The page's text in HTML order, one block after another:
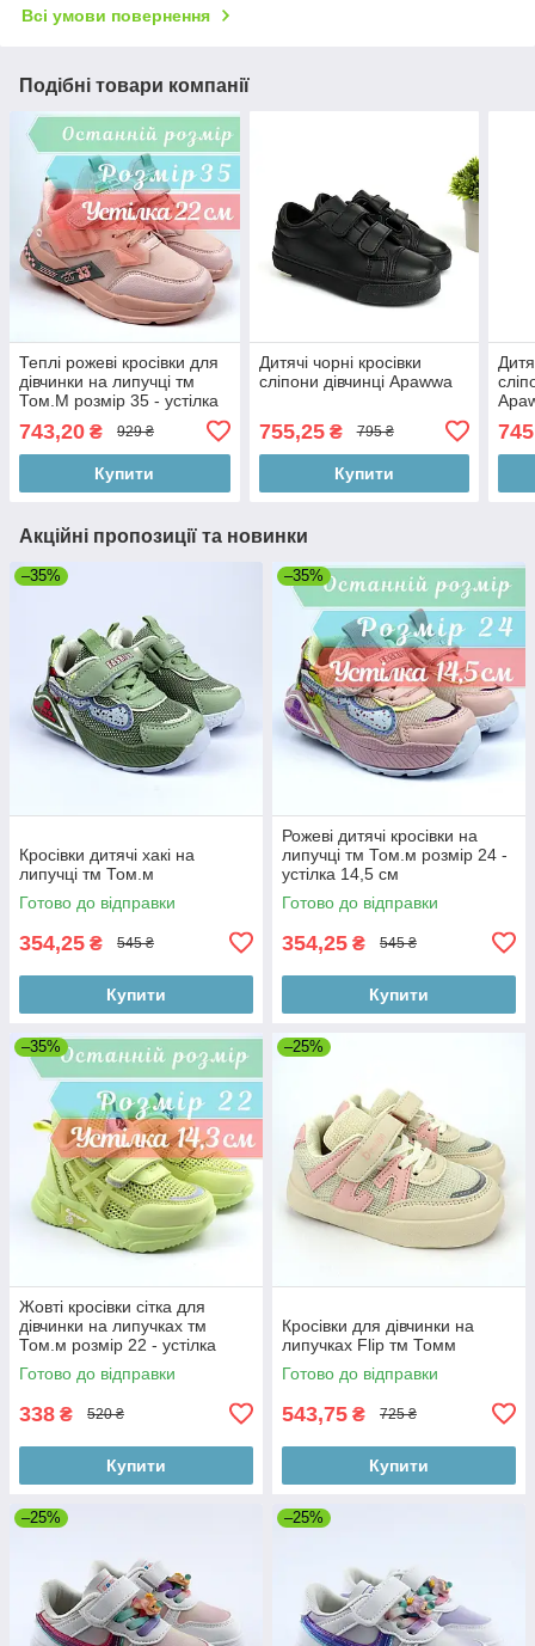
Всі умови повернення
Подібні товари компанії
Теплі рожеві кросівки для
дівчинки на липучці тм
Том.М розмір 35 - устілка
743,20 ₴ 929 ₴
Купити
Дитячі чорні кросівки
сліпони дівчинці Apawwa
755,25₴ 795 ₴
Купити
Акційні пропозиції та новинки
–35%
Кросівки дитячі хакі на
липучці тм Том.м
Готово до відправки
354,25 ₴ 545 ₴
Купити
–35%
Рожеві дитячі кросівки на
липучці тм Том.м розмір 24 -
устілка 14,5 см
Готово до відправки
354,25 ₴ 545 ₴
Купити
–35%
Жовті кросівки сітка для
дівчинки на липучках тм
Том.м розмір 22 - устілка
14,3 см
Готово до відправки
338 ₴ 520 ₴
Купити
–25%
Кросівки для дівчинки на
липучках Flip тм Томм
Готово до відправки
543,75 ₴ 725 ₴
Купити
–25% –25%